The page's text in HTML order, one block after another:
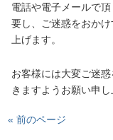
電話や電子メールで
要し、ご迷惑をおか
上げます。
お客様には大変ご迷
きますようお願い申し
« 前のページ